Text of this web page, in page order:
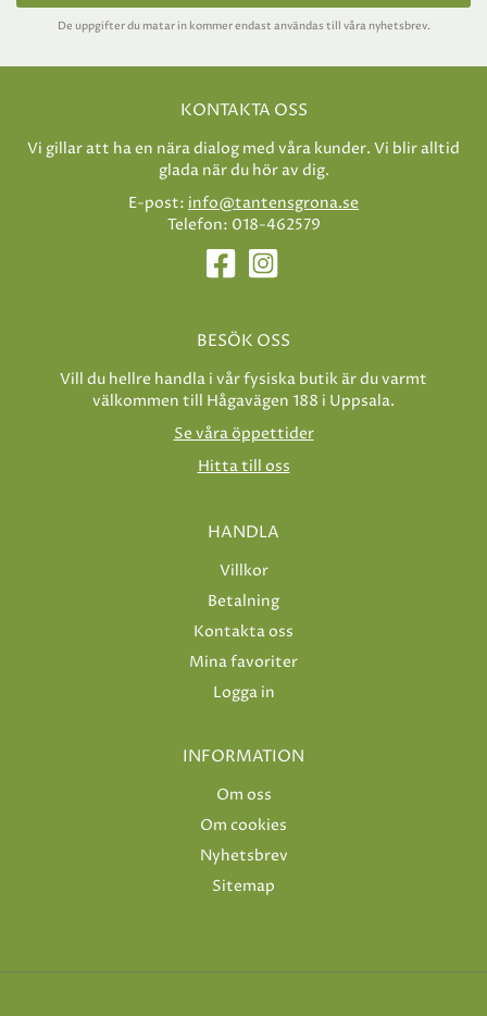
De uppgifter du matar in kommer endast användas till våra nyhetsbrev.
KONTAKTA OSS
Vi gillar att ha en nära dialog med våra kunder. Vi blir alltid
glada när du hör av dig.
E-post: info@tantensgrona.se
Telefon: 018-462579
BESÖK OSS
Vill du hellre handla i vår fysiska butik är du varmt
välkommen till Hågavägen 188 i Uppsala.
Se våra öppettider
Hitta till oss
HANDLA
Villkor
Betalning
Kontakta oss
Mina favoriter
Logga in
INFORMATION
Om oss
Om cookies
Nyhetsbrev
Sitemap